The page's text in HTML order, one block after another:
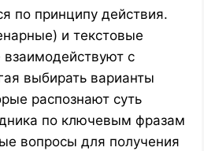
по принципу действия.
и текстовые
с
выбирать варианты
распознают суть
по ключевым фразам
вопросы для получения